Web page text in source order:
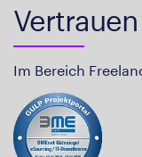
Im Bereich